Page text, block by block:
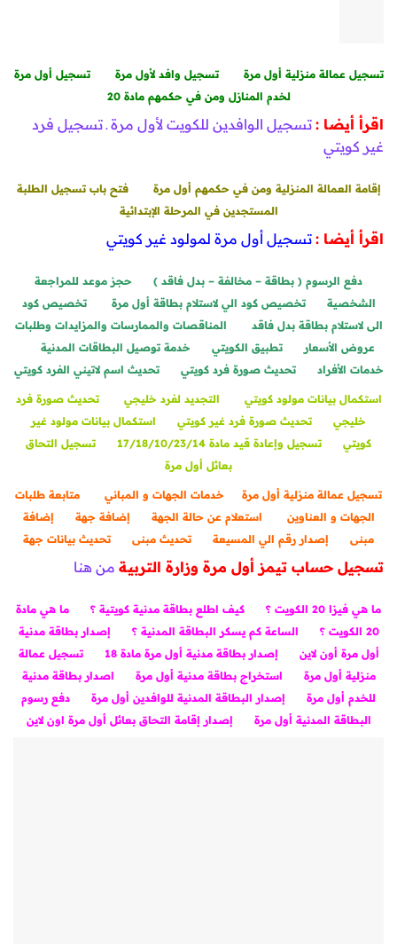
تسجيل عمالة منزلية أول مرة تسجيل وافد لأول مرة
تسجيل أول مرة
لخدم المنازل ومن في حكمهم مادة 20
اقرأ أيضا : تسجيل الوافدين للكويت لأول مرة ـ تسجيل فرد
غير كويتي
إقامة العمالة المنزلية ومن في حكمهم أول مرة
فتح باب تسجيل الطلبة
المستجدين في المرحلة الإبتدائية
اقرأ أيضا : تسجيل أول مرة لمولود غير كويتي
دفع الرسوم ( بطاقة – مخالفة – بدل فاقد )
حجز موعد للمراجعة
الشخصية
تخصيص كود الي لاستلام بطاقة أول مرة
تخصيص كود
الى لاستلام بطاقة بدل فاقد
المناقصات والممارسات والمزايدات وطلبات
عروض الأسعار
تطبيق الكويتي
خدمة توصيل البطاقات المدنية
خدمات الأفراد
تحديث صورة فرد كويتي تحديث اسم لاتيني الفرد كويتي
استكمال بيانات مولود كويتي التجديد لفرد خليجي
تحديث صورة فرد
خليجي
تحديث صورة فرد غير كويتي
استكمال بيانات مولود غير
كويتي
تسجيل وإعادة قيد مادة 17/18/10/23/14
تسجيل التحاق
بعائل أول مرة
تسجيل عمالة منزلية أول مرة خدمات الجهات و المباني
متابعة طلبات
الجهات و العناوين
استعلام عن حالة الجهة إضافة جهة
إضافة
مبنى
إصدار رقم الي المسيعة تحديث مبنى تحديث بيانات جهة
تسجيل حساب تيمز أول مرة وزارة التربية من هنا
ما هي فيزا 20 الكويت ؟ كيف اطلع بطاقة مدنية كويتية ؟
ما هي مادة
20 الكويت ؟
الساعة كم يسكر البطاقة المدنية ؟
إصدار بطاقة مدنية
أول مرة أون لاين
إصدار بطاقة مدنية أول مرة مادة 18
تسجيل عمالة
منزلية أول مرة
استخراج بطاقة مدنية أول مرة
اصدار بطاقة مدنية
للخدم أول مرة
إصدار البطاقة المدنية للوافدين أول مرة
دفع رسوم
البطاقة المدنية أول مرة
إصدار إقامة التحاق بعائل أول مرة اون لاين